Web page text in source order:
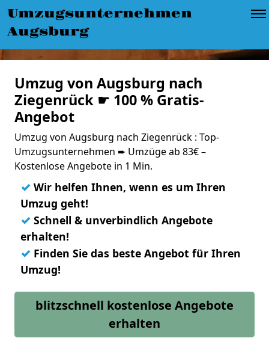
Umzugsunternehmen
Augsburg
Umzug von Augsburg nach
Ziegenrück ☛ 100 % Gratis-
Angebot
Umzug von Augsburg nach Ziegenrück : Top-
Umzugsunternehmen ➨ Umzüge ab 83€ –
Kostenlose Angebote in 1 Min.
✓ Wir helfen Ihnen, wenn es um Ihren
Umzug geht!
✓ Schnell & unverbindlich Angebote
erhalten!
✓ Finden Sie das beste Angebot für Ihren
Umzug!
blitzschnell kostenlose Angebote
erhalten